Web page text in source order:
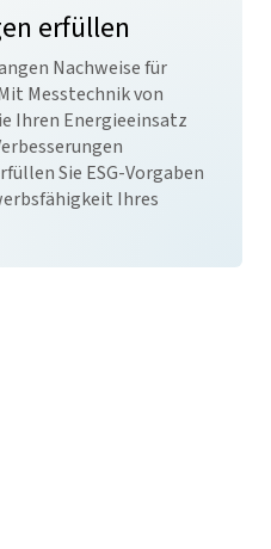
erfüllen
Nachweise für
Messtechnik von
Ihren Energieeinsatz
Sie ESG-Vorgaben
Ihres